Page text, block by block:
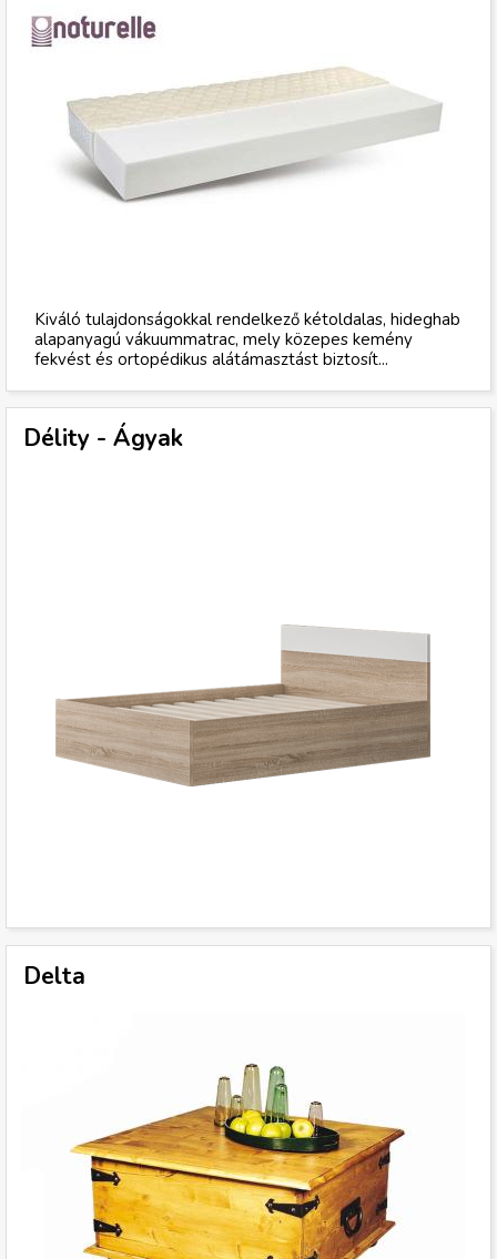
Kiváló tulajdonságokkal rendelkező kétoldalas, hideghab
alapanyagú vákuummatrac, mely közepes kemény
fekvést és ortopédikus alátámasztást biztosít...
Délity - Ágyak
Delta